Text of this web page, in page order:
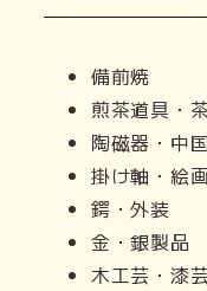
備前焼
煎茶道具・
陶磁器・中
掛け軸・絵
鍔・外装
金・銀製品
木工芸・漆芸